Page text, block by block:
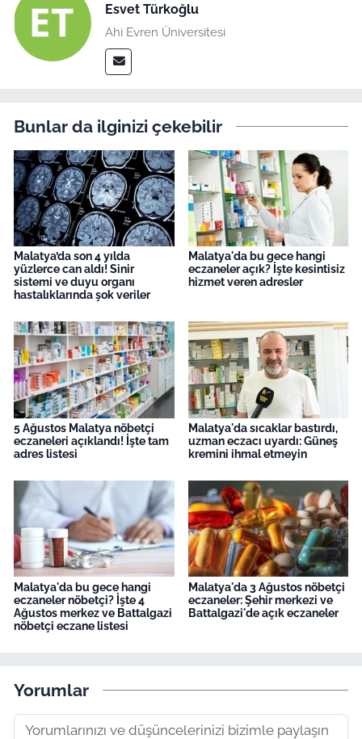
Esvet Türkoğlu
Ahi Evren Üniversitesi
Bunlar da ilginizi çekebilir
Malatya’da son 4 yılda
yüzlerce can aldı! Sinir
sistemi ve duyu organı
hastalıklarında şok veriler
Malatya'da bu gece hangi
eczaneler açık? İşte kesintisiz
hizmet veren adresler
5 Ağustos Malatya nöbetçi
eczaneleri açıklandı! İşte tam
adres listesi
Malatya'da sıcaklar bastırdı,
uzman eczacı uyardı: Güneş
kremini ihmal etmeyin
Malatya'da bu gece hangi
eczaneler nöbetçi? İşte 4
Ağustos merkez ve Battalgazi
nöbetçi eczane listesi
Malatya'da 3 Ağustos nöbetçi
eczaneler: Şehir merkezi ve
Battalgazi'de açık eczaneler
Yorumlar